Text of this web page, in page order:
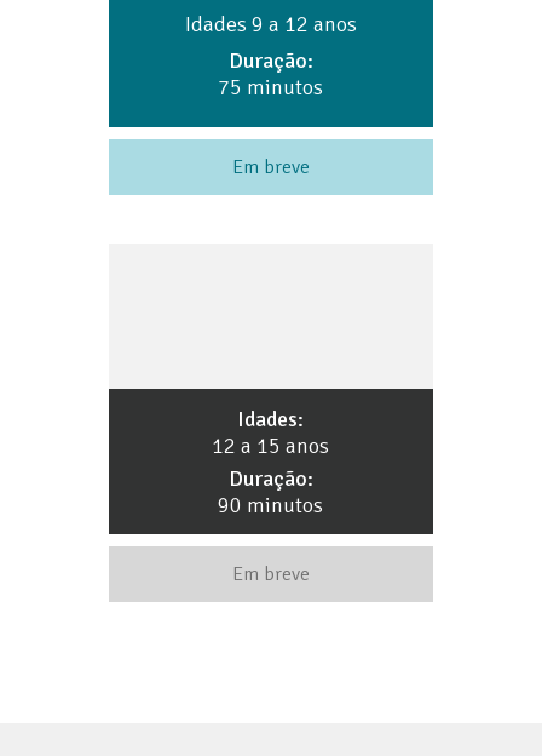
Idades 9 a 12 anos
Duração:
75 minutos
Em breve
Idades:
12 a 15 anos
Duração:
90 minutos
Em breve